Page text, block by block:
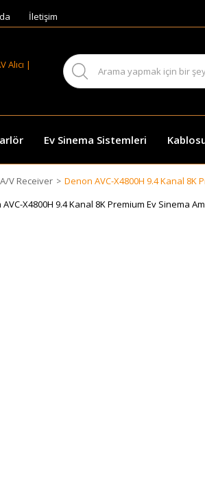
İletişim
Ev Sinema Sistemleri
A/V Receiver Denon AVC-X4800H 9.4 Kanal 8K